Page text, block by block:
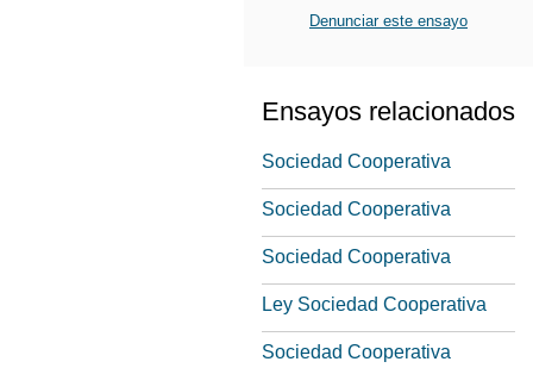
Denunciar este ensayo
Ensayos relacionados
Sociedad Cooperativa
Sociedad Cooperativa
Sociedad Cooperativa
Ley Sociedad Cooperativa
Sociedad Cooperativa